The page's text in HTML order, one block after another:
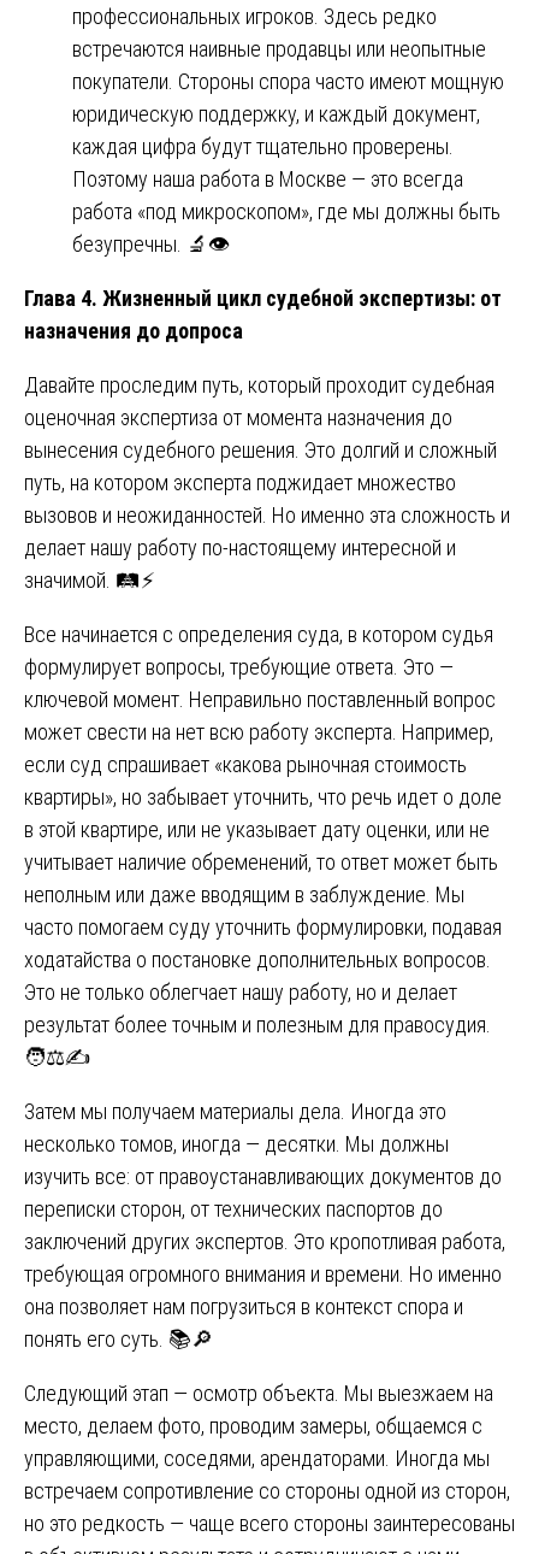
профессиональных игроков. Здесь редко
встречаются наивные продавцы или неопытные
покупатели. Стороны спора часто имеют мощную
юридическую поддержку, и каждый документ,
каждая цифра будут тщательно проверены.
Поэтому наша работа в Москве — это всегда
работа «под микроскопом», где мы должны быть
безупречны. 🔬👁️
Глава 4. Жизненный цикл судебной экспертизы: от
назначения до допроса
Давайте проследим путь, который проходит судебная
оценочная экспертиза от момента назначения до
вынесения судебного решения. Это долгий и сложный
путь, на котором эксперта поджидает множество
вызовов и неожиданностей. Но именно эта сложность и
делает нашу работу по-настоящему интересной и
значимой. 🛤️⚡
Все начинается с определения суда, в котором судья
формулирует вопросы, требующие ответа. Это —
ключевой момент. Неправильно поставленный вопрос
может свести на нет всю работу эксперта. Например,
если суд спрашивает «какова рыночная стоимость
квартиры», но забывает уточнить, что речь идет о доле
в этой квартире, или не указывает дату оценки, или не
учитывает наличие обременений, то ответ может быть
неполным или даже вводящим в заблуждение. Мы
часто помогаем суду уточнить формулировки, подавая
ходатайства о постановке дополнительных вопросов.
Это не только облегчает нашу работу, но и делает
результат более точным и полезным для правосудия.
🧑⚖️✍️
Затем мы получаем материалы дела. Иногда это
несколько томов, иногда — десятки. Мы должны
изучить все: от правоустанавливающих документов до
переписки сторон, от технических паспортов до
заключений других экспертов. Это кропотливая работа,
требующая огромного внимания и времени. Но именно
она позволяет нам погрузиться в контекст спора и
понять его суть. 📚🔎
Следующий этап — осмотр объекта. Мы выезжаем на
место, делаем фото, проводим замеры, общаемся с
управляющими, соседями, арендаторами. Иногда мы
встречаем сопротивление со стороны одной из сторон,
но это редкость — чаще всего стороны заинтересованы